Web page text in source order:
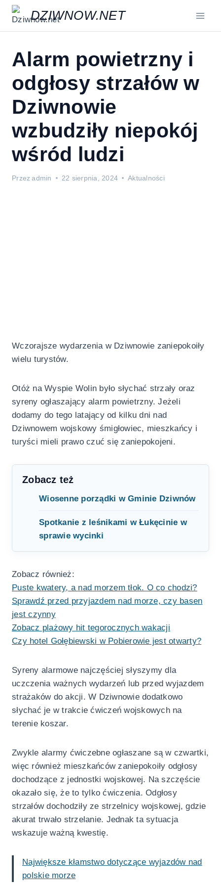
Przejdź
treści
DZIWNOW.NET
Alarm powietrzny i
odgłosy strzałów w
Dziwnowie
wzbudziły niepokój
wśród ludzi
Przez admin 22 sierpnia, 2024 Aktualności
Wczorajsze wydarzenia w Dziwnowie zaniepokoiły
wielu turystów.
Otóż na Wyspie Wolin było słychać strzały oraz
syreny ogłaszający alarm powietrzny. Jeżeli
dodamy do tego latający od kilku dni nad
Dziwnowem wojskowy śmigłowiec, mieszkańcy i
turyści mieli prawo czuć się zaniepokojeni.
Zobacz też
Wiosenne porządki w Gminie Dziwnów
Spotkanie z leśnikami w Łukęcinie w
sprawie wycinki
Zobacz również:
Puste kwatery, a nad morzem tłok. O co chodzi?
Sprawdź przed przyjazdem nad morze, czy basen
jest czynny
Zobacz plażowy hit tegorocznych wakacji
Czy hotel Gołębiewski w Pobierowie jest otwarty?
Syreny alarmowe najczęściej słyszymy dla
uczczenia ważnych wydarzeń lub przed wyjazdem
strażaków do akcji. W Dziwnowie dodatkowo
słychać je w trakcie ćwiczeń wojskowych na
terenie koszar.
Zwykle alarmy ćwiczebne ogłaszane są w czwartki,
więc również mieszkańców zaniepokoiły odgłosy
dochodzące z jednostki wojskowej. Na szczęście
okazało się, że to tylko ćwiczenia. Odgłosy
strzałów dochodziły ze strzelnicy wojskowej, gdzie
akurat trwało strzelanie. Jednak ta sytuacja
wskazuje ważną kwestię.
Największe kłamstwo dotyczące wyjazdów nad
polskie morze